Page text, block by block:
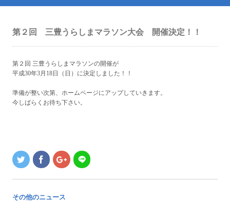
第２回 三豊うらしまマラソン大会 開催決定！！
第２回 三豊うらしまマラソンの開催が
平成30年3月18日（日）に決定しました！！
準備が整い次第、ホームページにアップしていきます。
今しばらくお待ち下さい。
その他のニュース